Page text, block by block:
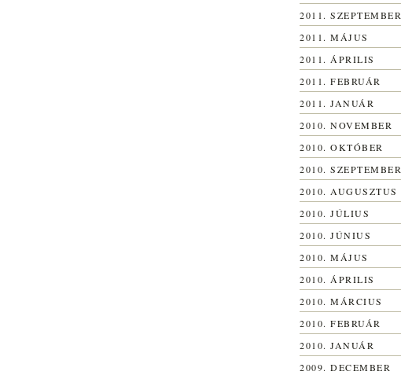
2011. SZEPTEMBER
2011. MÁJUS
2011. ÁPRILIS
2011. FEBRUÁR
2011. JANUÁR
2010. NOVEMBER
2010. OKTÓBER
2010. SZEPTEMBER
2010. AUGUSZTUS
2010. JÚLIUS
2010. JÚNIUS
2010. MÁJUS
2010. ÁPRILIS
2010. MÁRCIUS
2010. FEBRUÁR
2010. JANUÁR
2009. DECEMBER